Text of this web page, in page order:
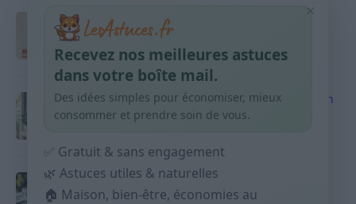
Taches pigmentaires : routine simple +
habitudes qui aident
9 avril 2026
Produits ménagers : comment économiser en
courses sans acheter 10 sprays
Budget mensuel : méthode rapide pour
répartir son salaire dès le jour de paie
×
Recevez nos meilleures astuces
dans votre boîte mail.
Des idées simples pour économiser, mieux
consommer et prendre soin de vous.
✅ Gratuit & sans engagement
🌿 Astuces utiles & naturelles
🏠 Maison, bien-être, économies au